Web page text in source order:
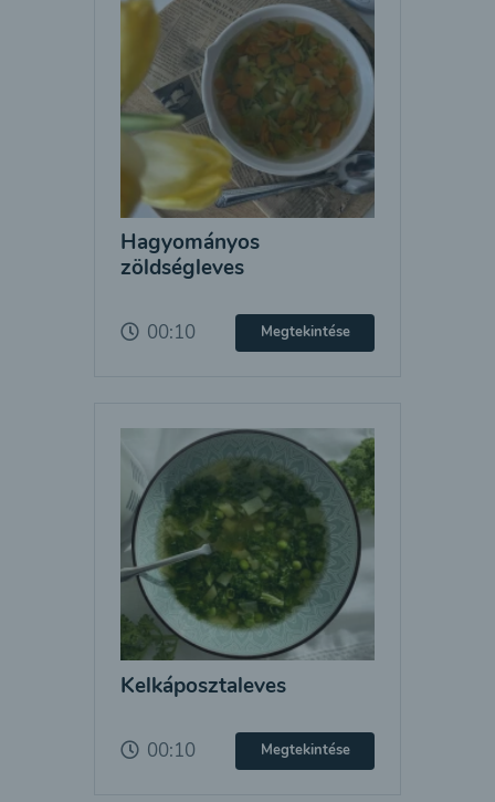
Hagyományos
zöldségleves
00:10 Megtekintése
Kelkáposztaleves
00:10 Megtekintése